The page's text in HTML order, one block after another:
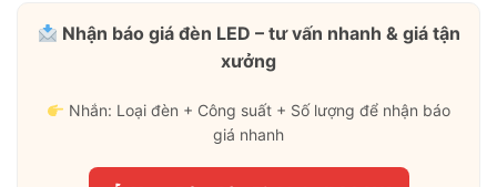
Nhận báo giá đèn LED – tư vấn nhanh & giá tận
xưởng
Nhắn: Loại đèn + Công suất + Số lượng để nhận báo
giá nhanh